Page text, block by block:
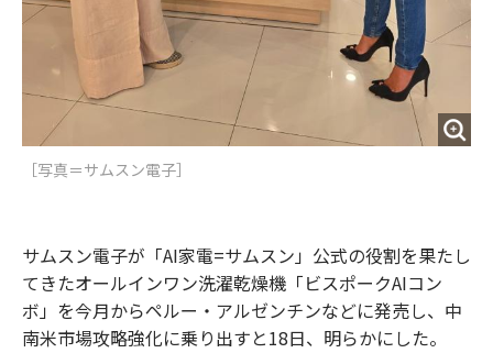
［写真＝サムスン電子］
サムスン電子が「AI家電=サムスン」公式の役割を果たし
てきたオールインワン洗濯乾燥機「ビスポークAIコン
ボ」を今月からペルー・アルゼンチンなどに発売し、中
南米市場攻略強化に乗り出すと18日、明らかにした。